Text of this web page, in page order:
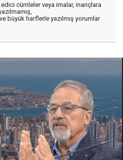
cümleler veya imalar, inançlara
büyük harflerle yazılmış yorumlar